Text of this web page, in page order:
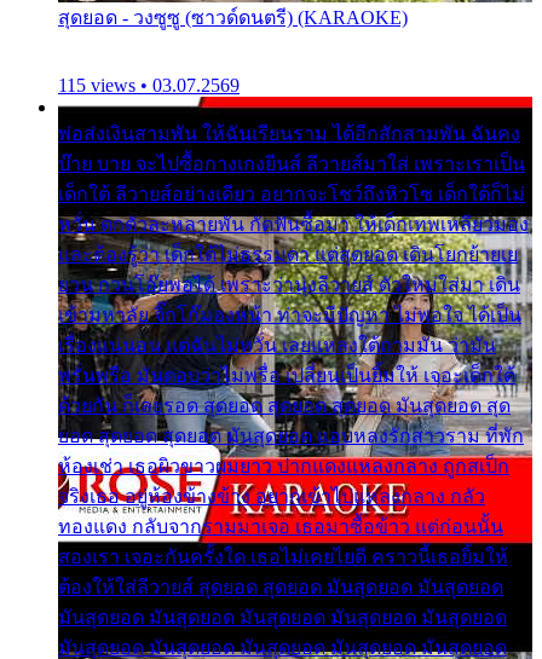
สุดยอด - วงซูซู (ซาวด์ดนตรี) (KARAOKE)
115 views • 03.07.2569
พ่อส่งเงินสามพัน ให้ฉันเรียนราม ได้อีกสักสามพัน ฉันคง
บ๊าย บาย จะไปซื้อกางเกงยีนส์ ลีวายส์มาใส่ เพราะเราเป็น
เด็กใต้ ลีวายส์อย่างเดียว อยากจะโชว์ถึงหิวโซ เด็กใต้ก็ไม่
หวั่น ตกตัวละหลายพัน กัดฟันซื้อมา ให้เด็กเทพเหลียวมอง
และต้องรู้ว่า เด็กใต้ไม่ธรรมดา แต่สุดยอด เดินโยกย้ายเย
ยวน กวนโอ๊ยพอได้ เพราะว่านุ่งลีวายส์ ตัวใหม่ใส่มา เดิน
เข้ามหาลัย จิ๊กโก๊มองหน้า ท่าจะมีปัญหา ไม่พอใจ ได้เป็น
เรื่องแน่นอน แต่ฉันไม่หวั่น เลยแหลงใต้ถามมัน ว่ามัน
พรั่นพรือ มันตอบว่าไม่พรื่อ เปลี่ยนเป็นยิ้มให้ เจอะเด็กใต้
ด้วยกัน ก็เลยรอด สุดยอด สุดยอด สุดยอด มันสุดยอด สุด
ยอด สุดยอด สุดยอด มันสุดยอด แอบหลงรักสาวราม ที่พัก
ห้องเช่า เธอผิวขาวผมยาว ปากแดงแหลงกลาง ถูกสเป็ก
จริงเธอ อยู่ห้องข้างข้าง อยากเข้าไปแหลงกลาง กลัว
ทองแดง กลับจากรามมาเจอ เธอมาซื้อข้าว แต่ก่อนนั้น
สองเรา เจอะกันครั้งใด เธอไม่เคยไยดี คราวนี้เธอยิ้มให้
ต้องให้ใส่ลีวายส์ สุดยอด สุดยอด มันสุดยอด มันสุดยอด
มันสุดยอด มันสุดยอด มันสุดยอด มันสุดยอด มันสุดยอด
มันสุดยอด มันสุดยอด มันสุดยอด มันสุดยอด มันสุดยอด